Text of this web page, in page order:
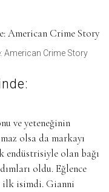
American Crime Story
ve yeteneğinin
olsa da markayı
endüstrisiyle olan bağı
oldu. Eğlence
ilk isimdi. Gianni